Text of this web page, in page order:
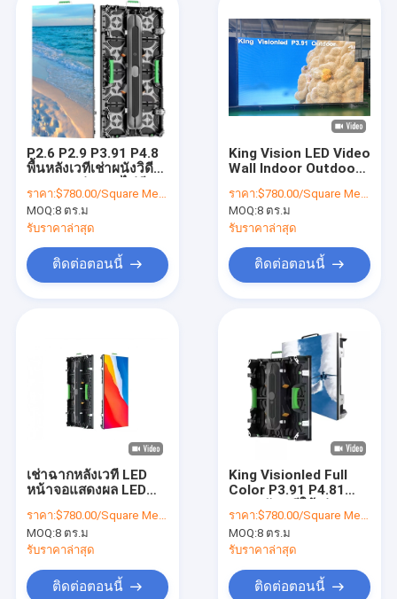
P2.6 P2.9 P3.91 P4.8
พื้นหลังเวทีเช่าผนังวิดีโอ
รอยต่อในร่มกลางแจ้ง
ราคา:$780.00/Square Meters 8-49 Square Meters
MOQ:8 ตร.ม
รับราคาล่าสุด
ติดต่อตอนนี้
King Vision LED Video
Wall Indoor Outdoor
กิจกรรมการเช่าแผงหน้า
จอ LED
ราคา:$780.00/Square Meters 8-49 Square Meters
MOQ:8 ตร.ม
รับราคาล่าสุด
ติดต่อตอนนี้
เช่าฉากหลังเวที LED
หน้าจอแสดงผล LED
1,000 มม
ราคา:$780.00/Square Meters 8-49 Square Meters
MOQ:8 ตร.ม
รับราคาล่าสุด
ติดต่อตอนนี้
King Visionled Full
Color P3.91 P4.81
ดงผล LED
ราคา:$780.00/Square Meters 8-49 Square Meters
MOQ:8 ตร.ม
รับราคาล่าสุด
ติดต่อตอนนี้